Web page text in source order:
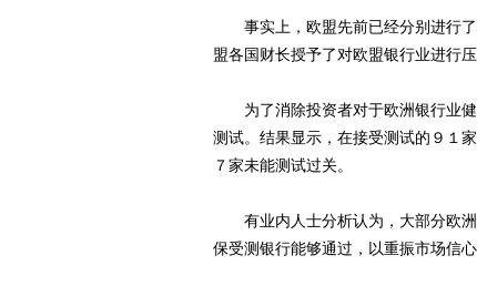
事实上，欧盟先前已经分别进行了
盟各国财长授予了对欧盟银行业进行
为了消除投资者对于欧洲银行业健
测试。结果显示，在接受测试的９１
７家未能测试过关。
有业内人士分析认为，大部分欧洲
保受测银行能够通过，以重振市场信心